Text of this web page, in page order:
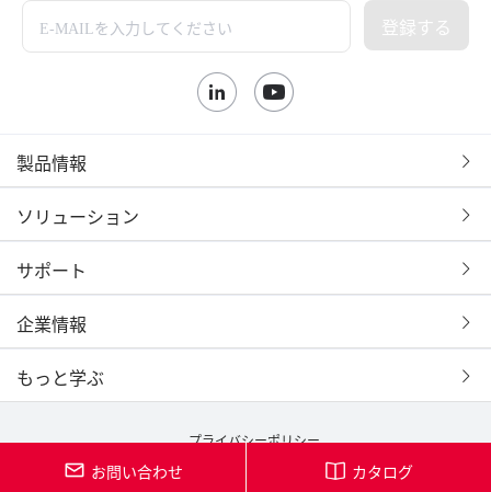
登録する
製品情報
ソリューション
サポート
企業情報
もっと学ぶ
プライバシーポリシー
Copyright© 2000 - 2025 Ruijie. All Rights Reserved.
お問い合わせ カタログ